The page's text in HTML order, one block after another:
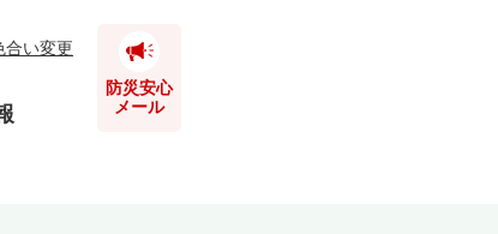
防災安心
メール
合い変更